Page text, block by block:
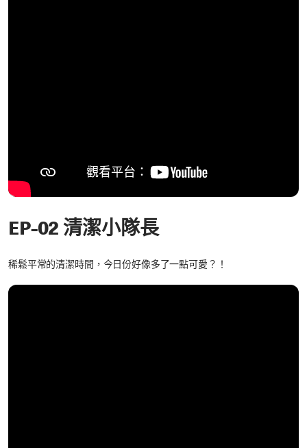
EP-02 清潔小隊長
稀鬆平常的清潔時間，今日份好像多了一點可愛？！